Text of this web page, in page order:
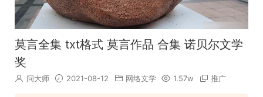
莫言全集 txt格式 莫言作品 合集 诺贝尔文学
奖
问大师 2021-08-12 网络文学 1.57w 推广